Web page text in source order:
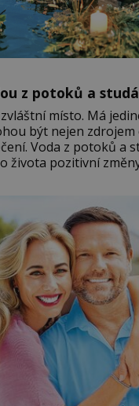
z potoků a
místo. Má
být nejen zdrojem
Voda z potoků a
života pozitivní
rituály a přinést do
Je důležité